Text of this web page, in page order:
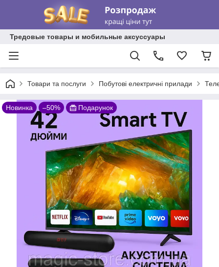
Тредовые товары и мобильные аксуссуары
Товари та послуги Побутові електричні прилади
Новинка –50% Подарунок